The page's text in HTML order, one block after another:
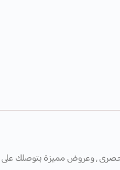
, وعروض مميزة بتوصلك